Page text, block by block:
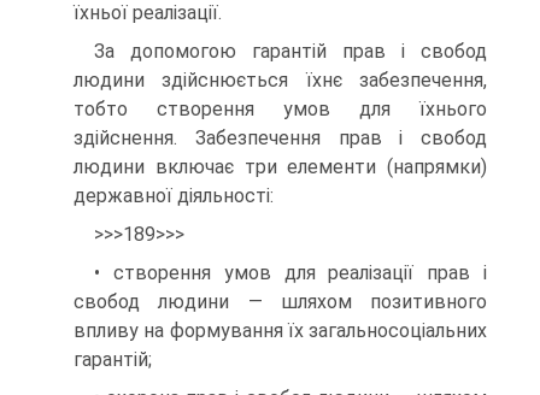
їхньої реалізації.
За допомогою гарантій прав і свобод
людини здійснюється їхнє забезпечення,
тобто створення умов для їхнього
здійснення. Забезпечення прав і свобод
людини включає три елементи (напрямки)
державної діяльності:
>>>189>>>
• створення умов для реалізації прав і
свобод людини — шляхом позитивного
впливу на формування їх загальносоціальних
гарантій;